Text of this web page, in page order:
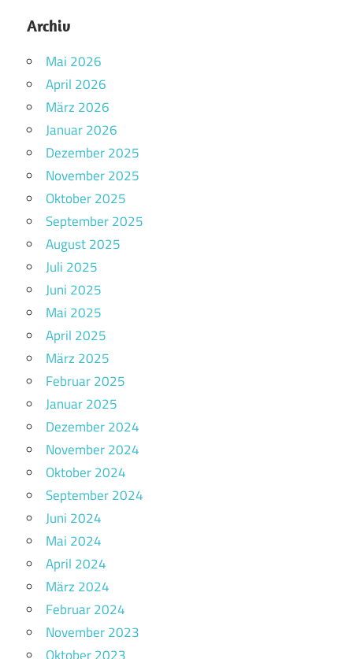
Archiv
Mai 2026
April 2026
März 2026
Januar 2026
Dezember 2025
November 2025
Oktober 2025
September 2025
August 2025
Juli 2025
Juni 2025
Mai 2025
April 2025
März 2025
Februar 2025
Januar 2025
Dezember 2024
November 2024
Oktober 2024
September 2024
Juni 2024
Mai 2024
April 2024
März 2024
Februar 2024
November 2023